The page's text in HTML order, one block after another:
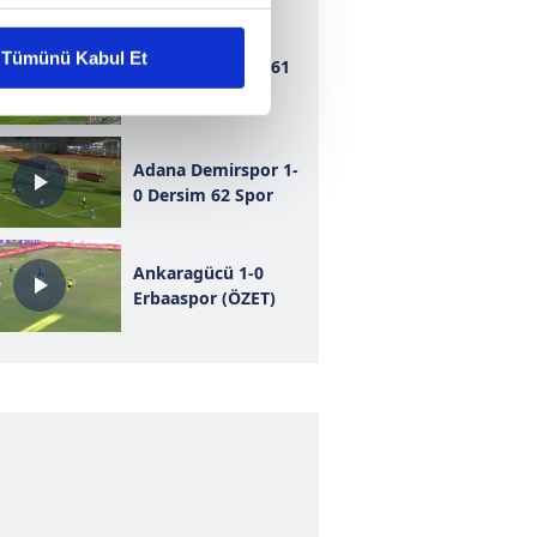
karşılamak
kullanılmaktadır. Bu
sunulması
ve sizlere yönelik
detaylı bilgi için Ayarlar
ve sitemizde ilgili
Tümünü Kabul EtBursaspor 1-1 1461
Trabzon
Adana Demirspor 1-
0 Dersim 62 Spor
Ankaragücü 1-0
Erbaaspor (ÖZET)